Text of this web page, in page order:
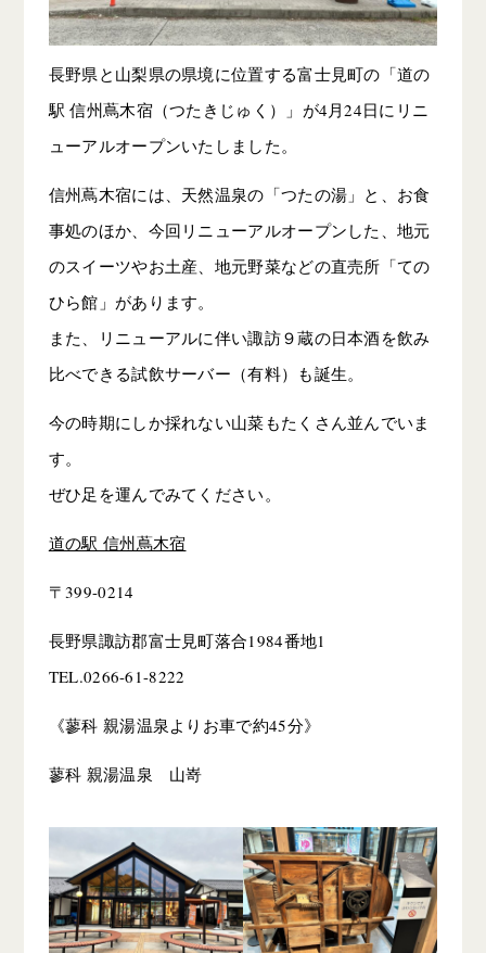
長野県と山梨県の県境に位置する富士見町の「道の
駅 信州蔦木宿（つたきじゅく）」が4月24日にリニ
ューアルオープンいたしました。
信州蔦木宿には、天然温泉の「つたの湯」と、お食
事処のほか、今回リニューアルオープンした、地元
のスイーツやお土産、地元野菜などの直売所「ての
ひら館」があります。
また、リニューアルに伴い諏訪９蔵の日本酒を飲み
比べできる試飲サーバー（有料）も誕生。
今の時期にしか採れない山菜もたくさん並んでいま
す。
ぜひ足を運んでみてください。
道の駅 信州蔦木宿
〒399-0214
長野県諏訪郡富士見町落合1984番地1
TEL.0266-61-8222
《蓼科 親湯温泉よりお車で約45分》
蓼科 親湯温泉 山嵜